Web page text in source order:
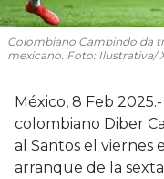
Colombiano Cambindo da
mexicano. Foto: Ilustrativa/
México, 8 Feb
colombiano Diber
al Santos el viernes
arranque de la